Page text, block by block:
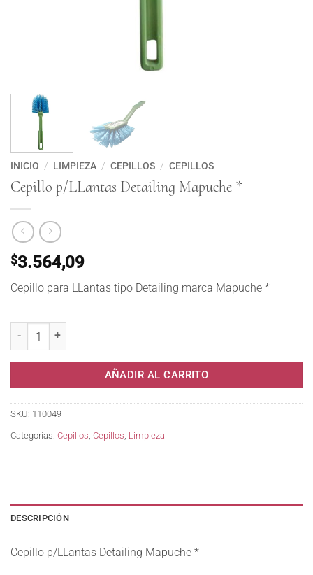
INICIO / LIMPIEZA / CEPILLOS / CEPILLOS
Cepillo p/LLantas Detailing Mapuche *
$3.564,09
Cepillo para LLantas tipo Detailing marca Mapuche *
AÑADIR AL CARRITO
SKU: 110049
Categorías: Cepillos Cepillos Limpieza
DESCRIPCIÓN
Cepillo p/LLantas Detailing Mapuche *